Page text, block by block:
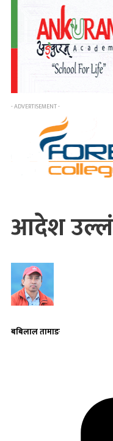
- ADVERTISEMENT -
आदेश
बबिलाल तामाङ